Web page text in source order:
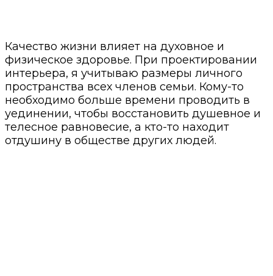
Качество жизни влияет на духовное и
физическое здоровье. При проектировании
интерьера, я учитываю размеры личного
пространства всех членов семьи. Кому-то
необходимо больше времени проводить в
уединении, чтобы восстановить душевное и
телесное равновесие, а кто-то находит
отдушину в обществе других людей.